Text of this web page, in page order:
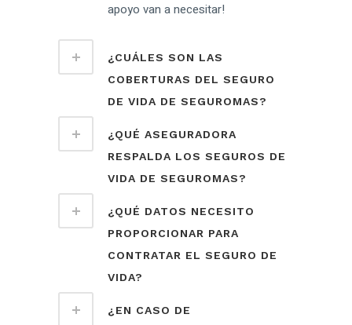
apoyo van a necesitar!
¿CUÁLES SON LAS
COBERTURAS DEL SEGURO
DE VIDA DE SEGUROMAS?
¿QUÉ ASEGURADORA
RESPALDA LOS SEGUROS DE
VIDA DE SEGUROMAS?
¿QUÉ DATOS NECESITO
PROPORCIONAR PARA
CONTRATAR EL SEGURO DE
VIDA?
¿EN CASO DE